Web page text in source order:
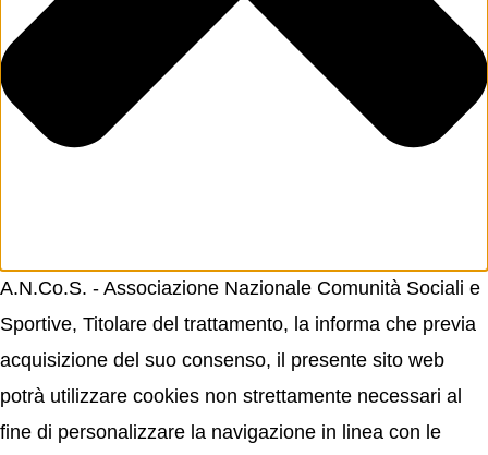
A.N.Co.S. - Associazione Nazionale Comunità Sociali e
Sportive, Titolare del trattamento, la informa che previa
acquisizione del suo consenso, il presente sito web
potrà utilizzare cookies non strettamente necessari al
fine di personalizzare la navigazione in linea con le